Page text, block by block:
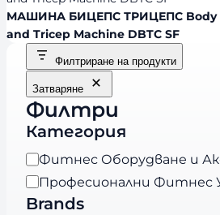
МАШИНА БИЦЕПС ТРИЦЕПС Body
and Tricep Machine DBTC SF
Филтриране на продукти
Затваряне
Филтри
Категория
К
а
т
Фитнес Оборудване и
Професионални Фитнес
Brands